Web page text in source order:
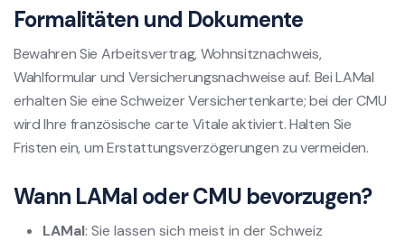
Formalitäten und Dokumente
Bewahren Sie Arbeitsvertrag, Wohnsitznachweis,
Wahlformular und Versicherungsnachweise auf. Bei LAMal
erhalten Sie eine Schweizer Versichertenkarte; bei der CMU
wird Ihre französische carte Vitale aktiviert. Halten Sie
Fristen ein, um Erstattungsverzögerungen zu vermeiden.
Wann LAMal oder CMU bevorzugen?
LAMal: Sie lassen sich meist in der Schweiz